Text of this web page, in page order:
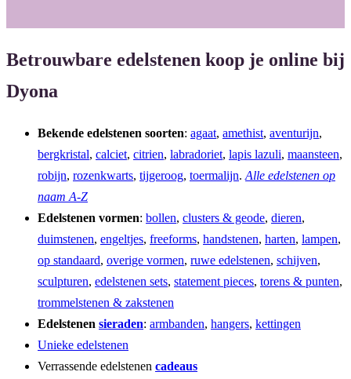
Betrouwbare edelstenen koop je online bij
Dyona
Bekende edelstenen soorten: agaat, amethist, aventurijn,
bergkristal, calciet, citrien, labradoriet, lapis lazuli, maansteen,
robijn, rozenkwarts, tijgeroog, toermalijn. Alle edelstenen op
naam A-Z
Edelstenen vormen: bollen, clusters & geode, dieren,
duimstenen, engeltjes, freeforms, handstenen, harten, lampen,
op standaard, overige vormen, ruwe edelstenen, schijven,
sculpturen, edelstenen sets, statement pieces, torens & punten,
trommelstenen & zakstenen
Edelstenen sieraden: armbanden, hangers, kettingen
Unieke edelstenen
Verrassende edelstenen cadeaus